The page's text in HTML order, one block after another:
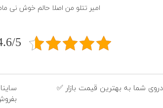
امیر تتلو من اصلا حالم خوش نى
4.6/5 - (12
شما به بهترین قیمت بازار ✅